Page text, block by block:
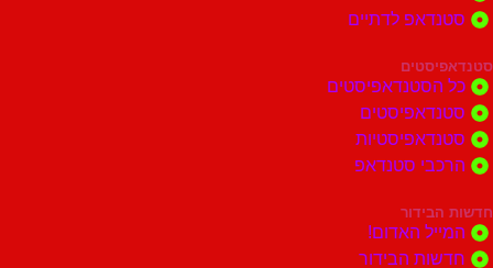
לדתיים
סטנדאפ
האדום!
הבידור